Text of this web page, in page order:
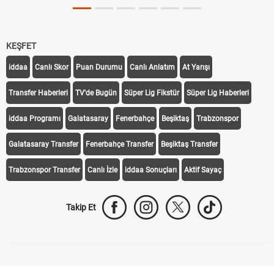
KEŞFET
iddaa Canlı Skor Puan Durumu Canlı Anlatım At Yarışı
Transfer Haberleri TV'de Bugün Süper Lig Fikstür Süper Lig Haberleri
iddaa Programı Galatasaray Fenerbahçe Beşiktaş Trabzonspor
Galatasaray Transfer Fenerbahçe Transfer Beşiktaş Transfer
Trabzonspor Transfer Canlı İzle iddaa Sonuçları Aktif Sayaç
Takip Et